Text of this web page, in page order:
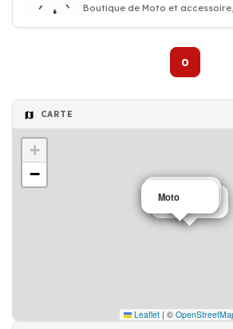
Boutique de Moto et
0
CARTE
Moto
Moto
Moto
+
−
Leaflet | ©